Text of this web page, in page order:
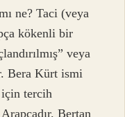
ne? Taci (veya
kökenli bir
veya
Bera Kürt ismi
için tercih
Bertan